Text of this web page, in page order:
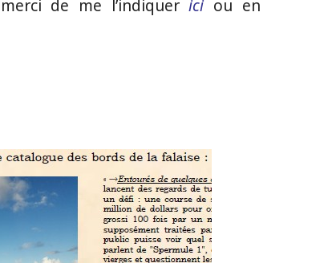
de me l’indiquerici ou en